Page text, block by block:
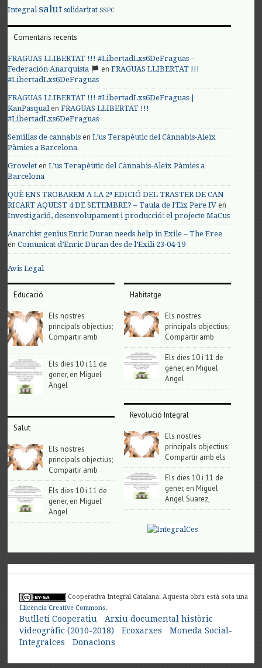
Integral salut solidaritat SSPC
Comentaris recents
FRAGUAS LLIBERTAT !!! #LibertadLxs6DeFraguas –
Federación Anarquista
enFRAGUAS LLIBERTAT !!!
#LibertadLxs6DeFraguas
FRAGUAS LLIBERTAT !!! #LibertadLxs6DeFraguas |
KanPasqualenFRAGUAS LLIBERTAT !!!
#LibertadLxs6DeFraguas
Semillas de cannabis enL’us Terapèutic del Cànnabis-Aleix
Pàmies a Barcelona
Growlet enL’us Terapèutic del Cànnabis-Aleix Pàmies a
Barcelona
QUÈ ENS TROBAREM A LA 2ª EDICIÓ DEL TRASTER DE CAN
RICART AQUEST 4 DE SETEMBRE? – Taula de l'Eix Pere IV en
Investigació, desenvolupament i producció: el projecte MaCus
Anarchist genius Enric Duran needs help in Exile – The Free
enComunicat d’Enric Duran des de l’Exili 23-04-19
Avis Legal
Educació
Els nostres
principals objectius;
Compartir amb
Els dies 10 i 11 de
gener, en Miguel
Angel
Salut
Els nostres
principals objectius;
Compartir amb
Els dies 10 i 11 de
gener, en Miguel
Angel
Habitatge
Els nostres
principals objectius;
Compartir amb
Els dies 10 i 11 de
gener, en Miguel
Angel
Revolució Integral
Els nostres
principals objectius;
Compartir amb els
Els dies 10 i 11 de
gener, en Miguel
Angel Suarez,
Cooperativa Integral Catalana. Aquesta obra està sota una
Llicència Creative Commons.
Butlletí Cooperatiu
Arxiu documental històric
videogràfic (2010-2018)
Ecoxarxes
Moneda Social-
Integralces
Donacions